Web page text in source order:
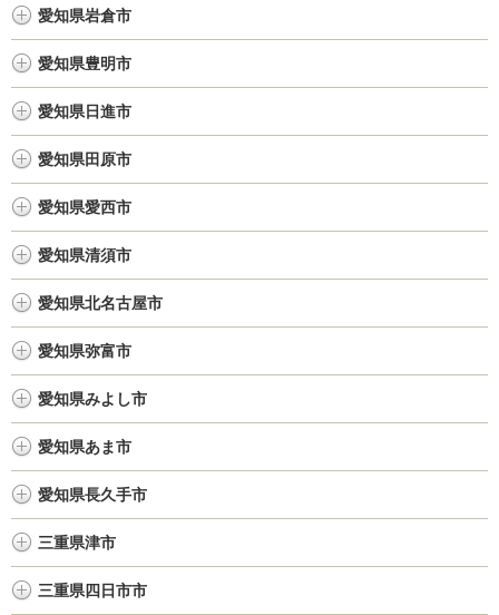
愛知県岩倉市
愛知県豊明市
愛知県日進市
愛知県田原市
愛知県愛西市
愛知県清須市
愛知県北名古屋市
愛知県弥富市
愛知県みよし市
愛知県あま市
愛知県長久手市
三重県津市
三重県四日市市